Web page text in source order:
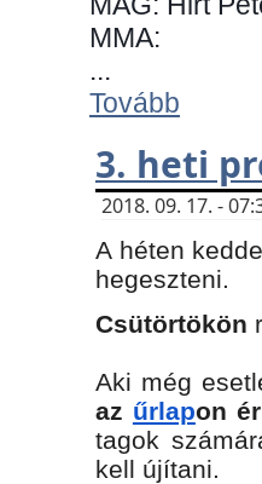
MMA:
...
Tovább
3. heti
2018. 09. 17. -
A héten
hegeszteni.
Csütörtökön
Aki még
az űrlapon
tagok
kell újítani.